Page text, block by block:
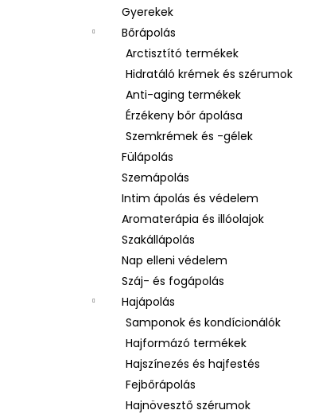
Gyerekek
Bőrápolás
Arctisztító termékek
Hidratáló krémek és szérumok
Anti-aging termékek
Érzékeny bőr ápolása
Szemkrémek és -gélek
Fülápolás
Szemápolás
Intim ápolás és védelem
Aromaterápia és illóolajok
Szakállápolás
Nap elleni védelem
Száj- és fogápolás
Hajápolás
Samponok és kondícionálók
Hajformázó termékek
Hajszínezés és hajfestés
Fejbőrápolás
Hajnövesztő szérumok